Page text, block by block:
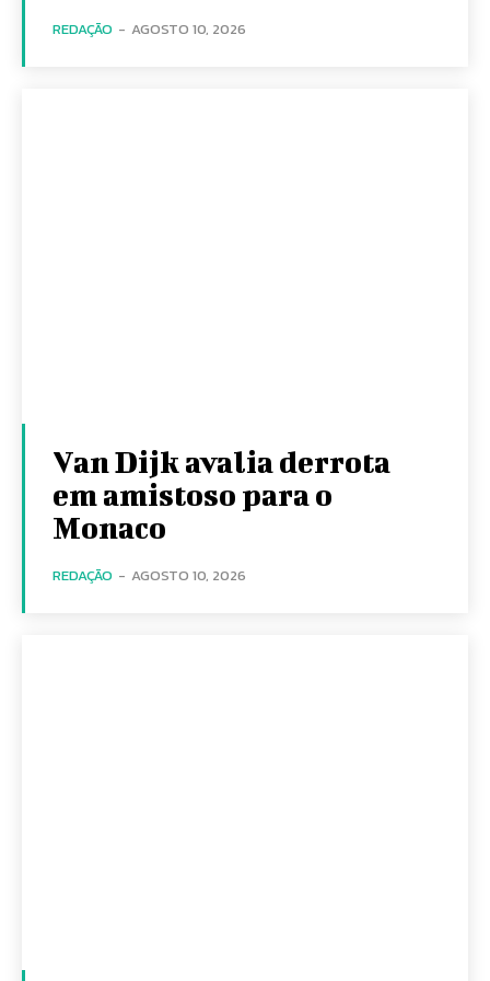
REDAÇÃO - AGOSTO 10, 2026
Van Dijk avalia derrota
em amistoso para o
Monaco
REDAÇÃO - AGOSTO 10, 2026